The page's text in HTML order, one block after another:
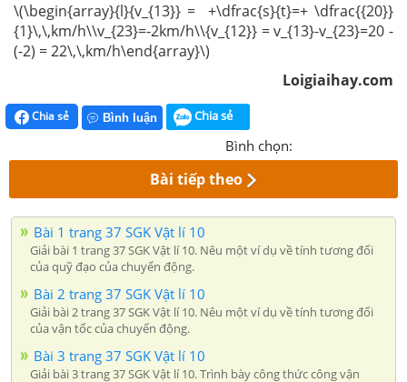
\(\begin{array}{l}{v_{13}} = +\dfrac{s}{t}=+ \dfrac{{20}}
{1}\,\,km/h\\v_{23}=-2km/h\\{v_{12}} = v_{13}-v_{23}=20 -
(-2) = 22\,\,km/h\end{array}\)
Loigiaihay.com
Chia sẻ Bình luận Chia sẻ
Bình chọn:
Bài tiếp theo
Bài 1 trang 37 SGK Vật lí 10
Giải bài 1 trang 37 SGK Vật lí 10. Nêu một ví dụ về tính tương đối
của quỹ đạo của chuyển động.
Bài 2 trang 37 SGK Vật lí 10
Giải bài 2 trang 37 SGK Vật lí 10. Nêu một ví dụ về tính tương đối
của vận tốc của chuyển động.
Bài 3 trang 37 SGK Vật lí 10
Giải bài 3 trang 37 SGK Vật lí 10. Trình bày công thức công vận